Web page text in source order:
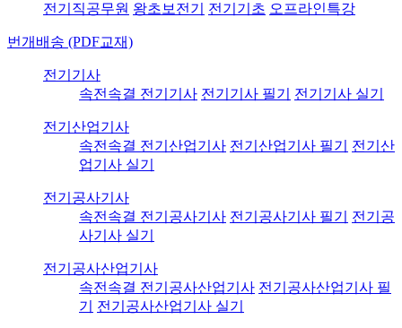
전기직공무원 왕초보전기 전기기초 오프라인특강
번개배송 (PDF교재)
전기기사
속전속결 전기기사 전기기사 필기 전기기사 실기
전기산업기사
속전속결 전기산업기사 전기산업기사 필기
전기산
업기사 실기
전기공사기사
속전속결 전기공사기사 전기공사기사 필기
전기공
사기사 실기
전기공사산업기사
속전속결 전기공사산업기사 전기공사산업기사 필
기
전기공사산업기사 실기